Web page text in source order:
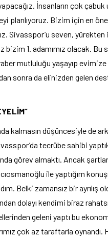
İnsanların çok çabuk
planlıyoruz. Bizim için en
Sivasspor’u seven, yürekten
bizim 1. adamımız olacak. Bu
mutluluğu yaşayıp
sonra da elinizden gelen
kalmasın düşüncesiyle de
tecrübe sahibi
görev almaktı. Ancak
ile yaptığım
Belki zamansız bir ayrılış
dolayı kendimi biraz
geleni yaptı bu
çok az taraftarla